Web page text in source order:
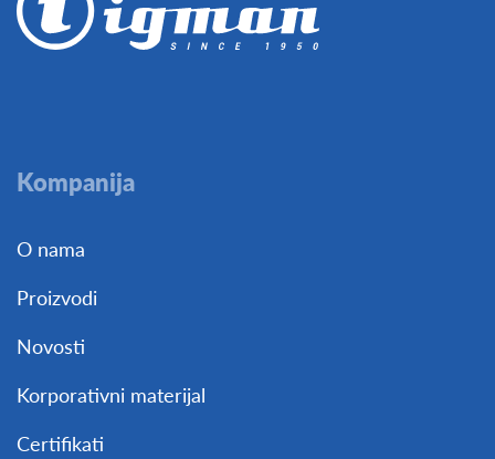
Kompanija
O nama
Proizvodi
Novosti
Korporativni materijal
Certifikati